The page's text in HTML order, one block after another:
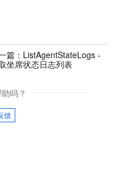
篇： ListAgentStateLogs -
坐席状态日志列表
吗？
馈